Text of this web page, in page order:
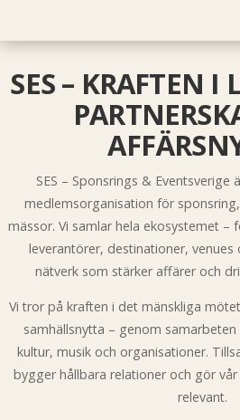
SES – KRAFTEN I
SES – Sponsrings & Eventsverige
medlemsorganisation för
mässor. Vi samlar hela ekosystemet
leverantörer, destinationer,
nätverk som stärker affärer och
Vi tror på kraften i det mänskliga
samhällsnytta – genom
kultur, musik och organisationer.
bygger hållbara relationer och gör
relevant.